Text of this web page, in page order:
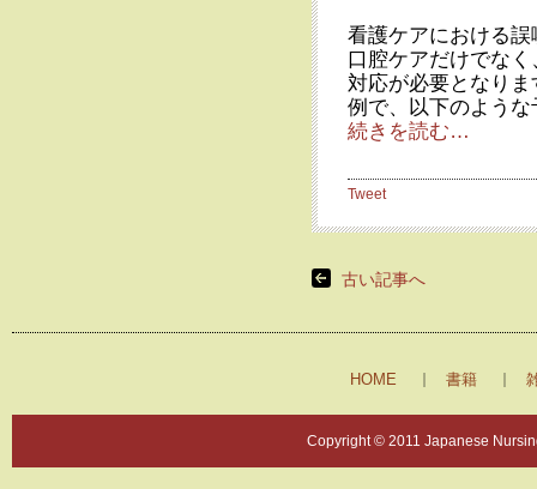
看護ケアにおける
口腔ケアだけでな
対応が必要となり
例で、以下のよう
続きを読む…
Tweet
古い記事へ
HOME 書籍
Copyright © 2011 Japanese